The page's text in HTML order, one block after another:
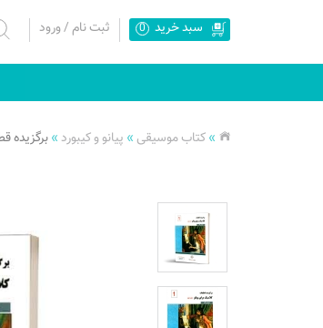
سبد خرید 0 ثبت نام/ورود
»کتاب موسیقی » پیانو و کیبورد »برگزیده